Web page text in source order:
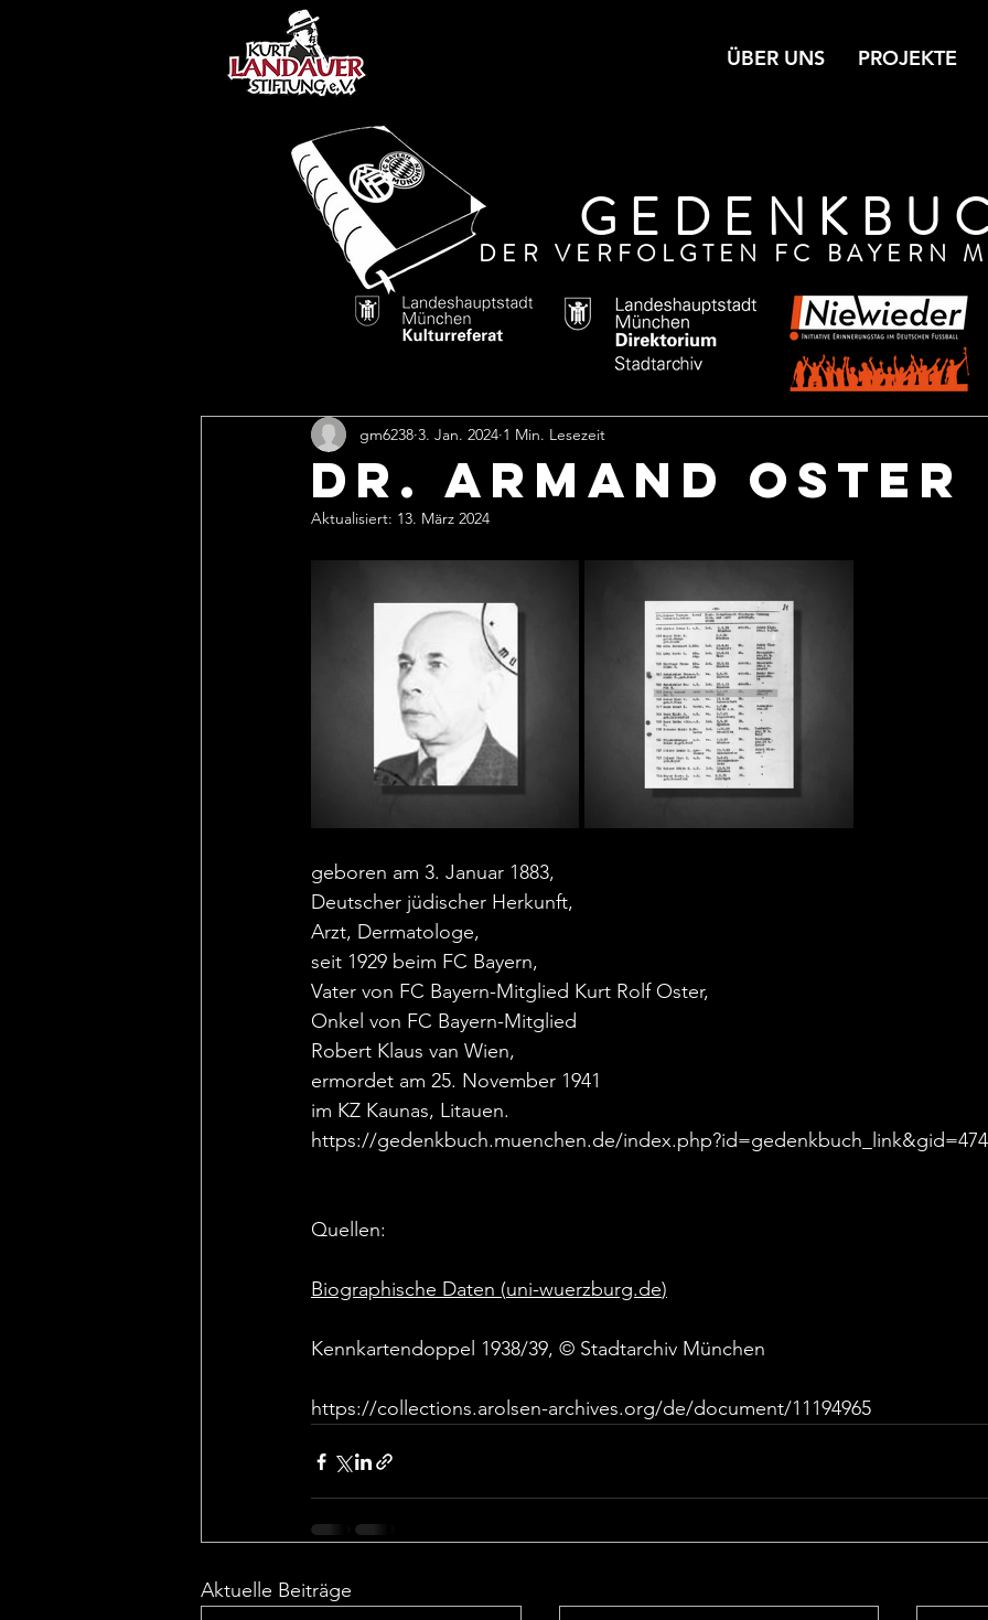
ÜBER UNS PROJEKTE
DER VERFOLGTEN FC BAYERN
DR. ARMAND OSTER
gm6238 3. Jan. 2024 1 Min. Lesezeit
Aktualisiert: 13. März 2024
geboren am 3. Januar 1883,
Deutscher jüdischer Herkunft,
Arzt, Dermatologe,
seit 1929 beim FC Bayern,
Vater von FC Bayern-Mitglied Kurt Rolf Oster,
Onkel von FC Bayern-Mitglied
Robert Klaus van Wien,
ermordet am 25. November 1941
im KZ Kaunas, Litauen.
https://gedenkbuch.muenchen.de/
Quellen:
Biographische Daten (uni-wuerzburg.de)
Kennkartendoppel 1938/39, © Stadtarchiv München
https://collections.arolsen-archives.org/de/document/11194965
Aktuelle Beiträge